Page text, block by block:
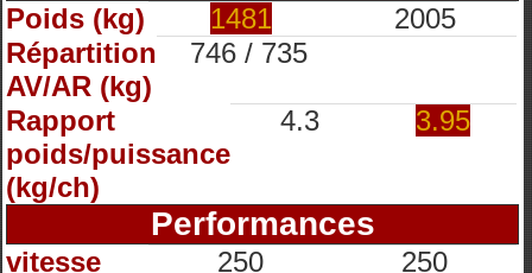
Poids (kg) 1481
2005
Répartition
AV/AR (kg)
746 / 735
Rapport
poids/puissance
(kg/ch)
4.3 3.95
Performances
vitesse 250 250